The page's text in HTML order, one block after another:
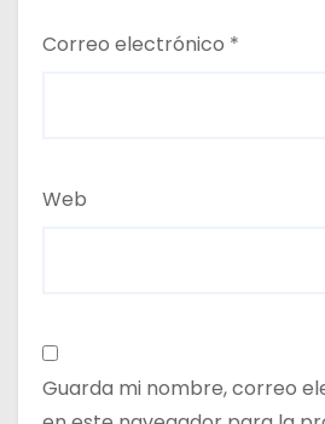
Correo electrónico *
Web
Guarda mi nombre, correo